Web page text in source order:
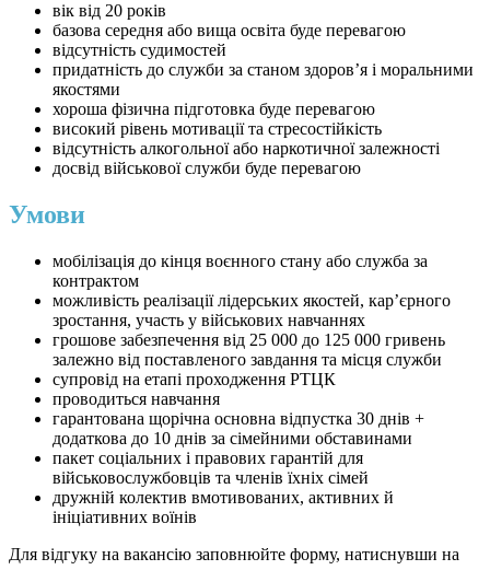
вік від 20 років
базова середня або вища освіта буде перевагою
відсутність судимостей
придатність до служби за станом здоров’я і моральними
якостями
хороша фізична підготовка буде перевагою
високий рівень мотивації та стресостійкість
відсутність алкогольної або наркотичної залежності
досвід військової служби буде перевагою
Умови
мобілізація до кінця воєнного стану або служба за
контрактом
можливість реалізації лідерських якостей, кар’єрного
зростання, участь у військових навчаннях
грошове забезпечення від 25 000 до 125 000 гривень
залежно від поставленого завдання та місця служби
супровід на етапі проходження РТЦК
проводиться навчання
гарантована щорічна основна відпустка 30 днів +
додаткова до 10 днів за сімейними обставинами
пакет соціальних і правових гарантій для
військовослужбовців та членів їхніх сімей
дружній колектив вмотивованих, активних й
ініціативних воїнів
Для відгуку на вакансію заповнюйте форму, натиснувши на